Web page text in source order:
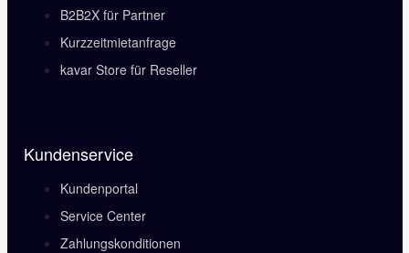
B2B2X für Partner
Kurzzeitmietanfrage
kavar Store für Reseller
Kundenservice
Kundenportal
Service Center
Zahlungskonditionen